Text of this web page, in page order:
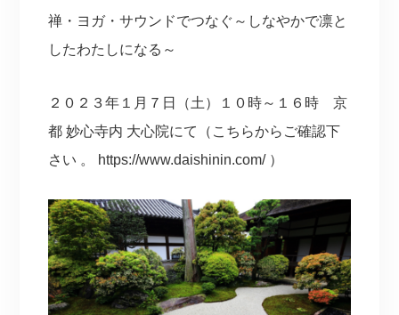
禅・ヨガ・サウンドでつなぐ～しなやかで凛と
したわたしになる～
２０２３年１月７日（土）１０時～１６時 京
都 妙心寺内 大心院にて（こちらからご確認下
さい 。 https://www.daishinin.com/ ）